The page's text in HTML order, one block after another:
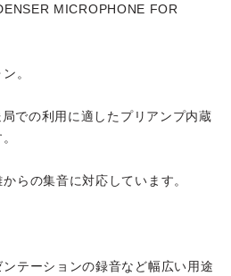
MICROPHONE FOR
。
での利用に適したプリアンプ内蔵
らの集音に対応しています。
テーションの録音など幅広い用途